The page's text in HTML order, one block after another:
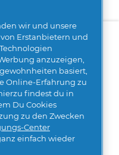
besuchen
wir und unsere
Erstanbietern und
anzuzeigen,
basiert,
Online-Erfahrung zu
findest du in
Du Cookies
zu den Zwecken
Center
einfach wieder